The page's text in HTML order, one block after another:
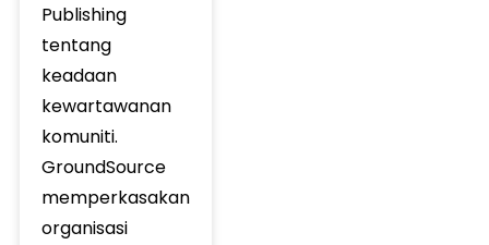
Publishing
tentang
keadaan
kewartawanan
komuniti.
GroundSource
memperkasakan
organisasi